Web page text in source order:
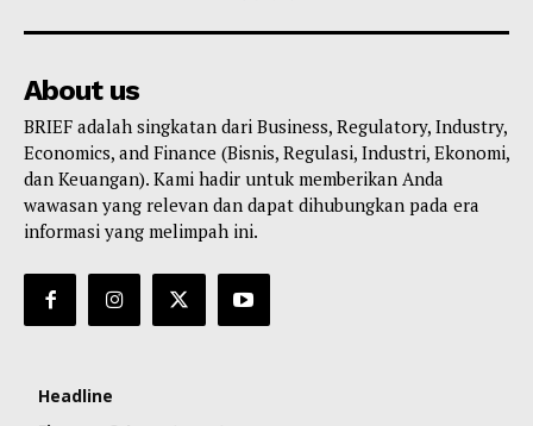
About us
BRIEF adalah singkatan dari Business, Regulatory, Industry,
Economics, and Finance (Bisnis, Regulasi, Industri, Ekonomi,
dan Keuangan). Kami hadir untuk memberikan Anda
wawasan yang relevan dan dapat dihubungkan pada era
informasi yang melimpah ini.
Headline